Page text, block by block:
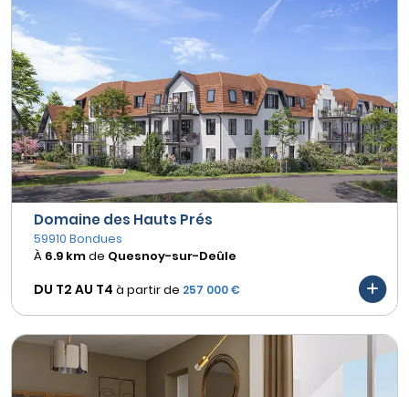
Domaine des Hauts Prés
59910 Bondues
À 6.9 kmde Quesnoy-sur-Deûle
DU T2 AU T4 à partir de 257 000 €